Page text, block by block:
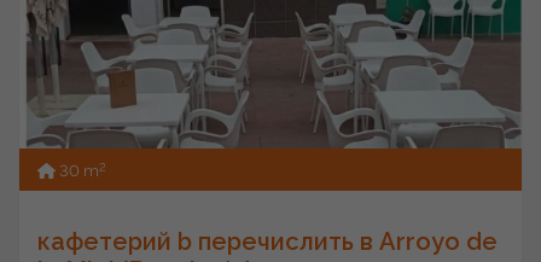
30 m2
кафетерий b перечислить в Arroyo de